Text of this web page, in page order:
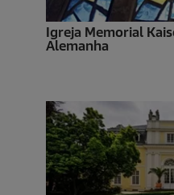
Igreja Memorial
Alemanha